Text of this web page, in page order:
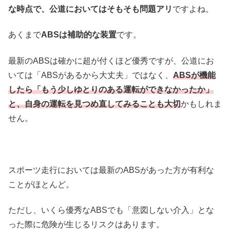
な時点で、公道においてはそもそも問題アリ ですよね。
あくまでABSは補助的な装置です。
最新のABSは確かに超が付くほど優秀ですが、公道にお
いては「ABSがあるから大丈夫」ではなく、 ABSが機能
したら「もう少しゆとりのある運転ができなかったか」
と、自身の運転を見つめ直してみることも大切かもしれま
せん。
スポーツ走行においては最新のABSがあった方が有利な
ことがほとんど。
ただし、いくら優秀なABSでも「意図しない介入」とな
った際に危険が生じるリスクはあります。